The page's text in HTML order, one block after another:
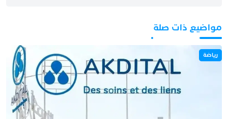
مواضيع ذات صلة
رياضة